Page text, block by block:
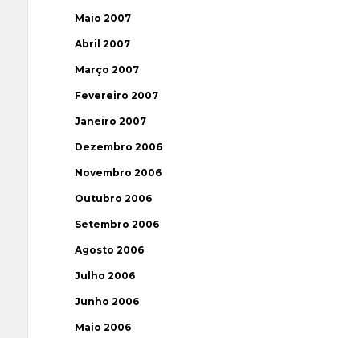
Maio 2007
Abril 2007
Março 2007
Fevereiro 2007
Janeiro 2007
Dezembro 2006
Novembro 2006
Outubro 2006
Setembro 2006
Agosto 2006
Julho 2006
Junho 2006
Maio 2006